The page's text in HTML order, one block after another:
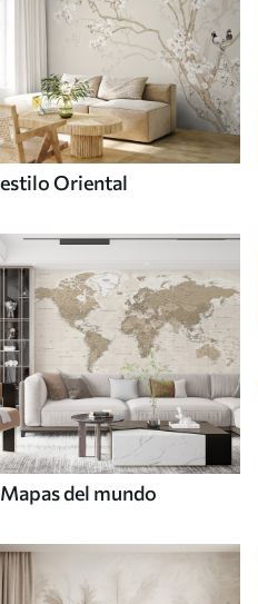
estilo Oriental
Mapas del mundo